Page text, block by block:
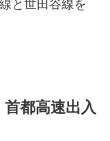
と世田谷線を
都高速出入